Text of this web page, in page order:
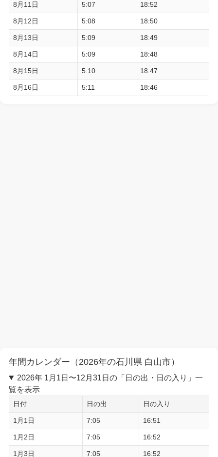
8月11日 5:07 18:52
8月12日 5:08 18:50
8月13日 5:09 18:49
8月14日 5:09 18:48
8月15日 5:10 18:47
8月16日 5:11 18:46
年間カレンダー（2026年の石川県 白山市）
2026年 1月1日〜12月31日の「日の出・日の入り」一
覧を表示
日付 日の出 日の入り
1月1日 7:05 16:51
1月2日 7:05 16:52
1月3日 7:05 16:52